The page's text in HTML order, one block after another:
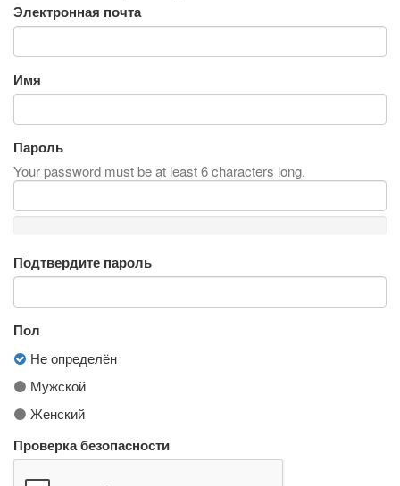
Электронная почта
Имя
Пароль
Your password must be at least 6 characters long.
Подтвердите пароль
Пол
Не определён
Мужской
Женский
Проверка безопасности